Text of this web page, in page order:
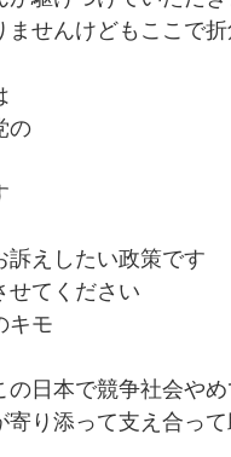
ませんけどもここで
の
訴えしたい政策です
せてください
キモ
の日本で競争社会やめ
寄り添って支え合っ